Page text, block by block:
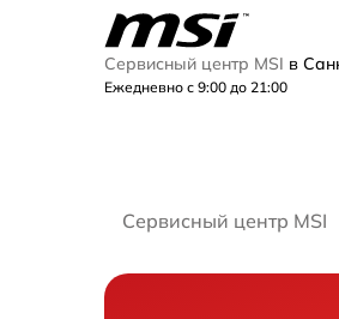
Сервисный центр MSI в
Ежедневно с 9:00 до 21:00
Сервисный центр MSI